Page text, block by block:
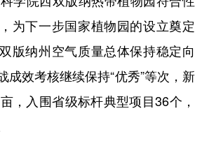
为下一步国家植物园的设立奠定
版纳州空气质量总体保持稳定向
成效考核继续保持“优秀”等次，新
，入围省级标杆典型项目36个，